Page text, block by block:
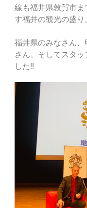
線も福井県敦賀市ま
す福井の観光の盛り
福井県のみなさん
さん、そしてスタ
した!!